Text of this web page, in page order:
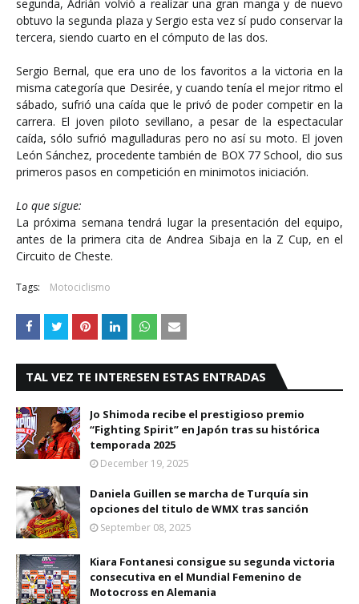
segunda, Adrián volvió a realizar una gran manga y de nuevo
obtuvo la segunda plaza y Sergio esta vez sí pudo conservar la
tercera, siendo cuarto en el cómputo de las dos.
Sergio Bernal, que era uno de los favoritos a la victoria en la
misma categoría que Desirée, y cuando tenía el mejor ritmo el
sábado, sufrió una caída que le privó de poder competir en la
carrera. El joven piloto sevillano, a pesar de la espectacular
caída, sólo sufrió magulladuras pero no así su moto. El joven
León Sánchez, procedente también de BOX 77 School, dio sus
primeros pasos en competición en minimotos iniciación.
Lo que sigue:
La próxima semana tendrá lugar la presentación del equipo,
antes de la primera cita de Andrea Sibaja en la Z Cup, en el
Circuito de Cheste.
Tags: Motociclismo
TAL VEZ TE INTERESEN ESTAS ENTRADAS
Jo Shimoda recibe el prestigioso premio
“Fighting Spirit” en Japón tras su histórica
temporada 2025
December 19, 2025
Daniela Guillen se marcha de Turquía sin
opciones del titulo de WMX tras sanción
September 08, 2025
Kiara Fontanesi consigue su segunda victoria
consecutiva en el Mundial Femenino de
Motocross en Alemania